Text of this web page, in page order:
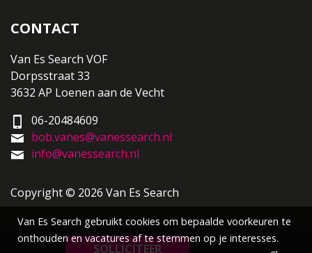
CONTACT
Van Es Search VOF
Dorpsstraat 33
3632 AP Loenen aan de Vecht
06-20484609
bob.vanes@vanessearch.nl
info@vanessearch.nl
Copyright © 2026 Van Es Search
Van Es Search gebruikt cookies om bepaalde voorkeuren te
onthouden en vacatures af te stemmen op je interesses.